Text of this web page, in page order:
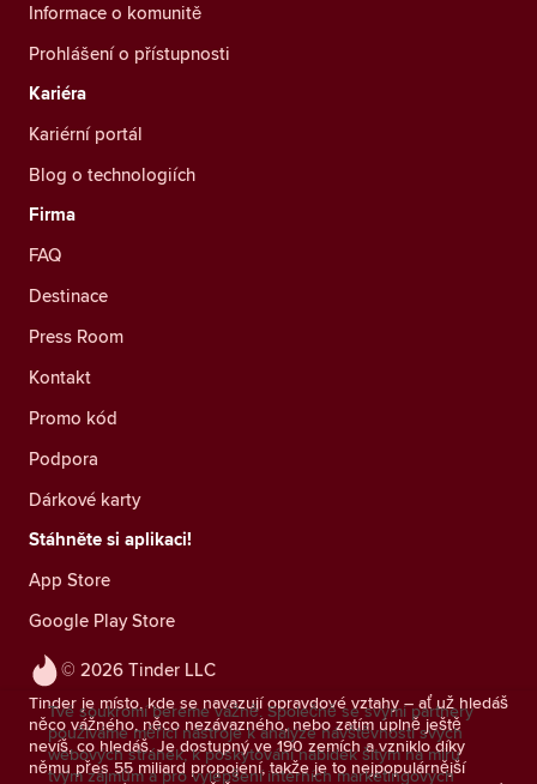
© 2026 Tinder LLC
Tinder je místo, kde se navazují opravdové vztahy – ať už hledáš
něco vážného, něco nezávazného, nebo zatím úplně ještě
nevíš, co hledáš. Je dostupný ve 190 zemích a vzniklo díky
němu přes 55 miliard propojení, takže je to nejpopulárnější
Informace o komunitě
Prohlášení o přístupnosti
Kariéra
Kariérní portál
Blog o technologiích
Firma
FAQ
Destinace
Press Room
Kontakt
Promo kód
Podpora
Dárkové karty
Stáhněte si aplikaci!
App Store
Google Play Store
Tvé soukromí bereme vážně. Společně se svými partnery
používáme měřicí nástroje k analýze návštěvnosti svých
webových stránek, k poskytování nabídek šitým na míru
tvým zájmům a pro vylepšení interních marketingových